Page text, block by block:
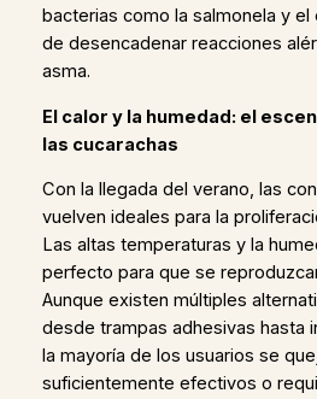
bacterias como la salmonela y
de desencadenar reacciones
asma.
El calor y la humedad: el
las cucarachas
Con la llegada del verano, las
vuelven ideales para la
Las altas temperaturas y la
perfecto para que se
Aunque existen múltiples
desde trampas adhesivas hasta
la mayoría de los usuarios se
suficientemente efectivos o